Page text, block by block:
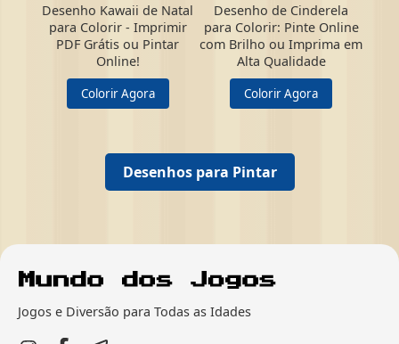
Desenho Kawaii de Natal
para Colorir - Imprimir
PDF Grátis ou Pintar
Online!
Colorir Agora
Desenho de Cinderela
para Colorir: Pinte Online
com Brilho ou Imprima em
Alta Qualidade
Colorir Agora
Desenhos para Pintar
Jogos e Diversão para Todas as Idades